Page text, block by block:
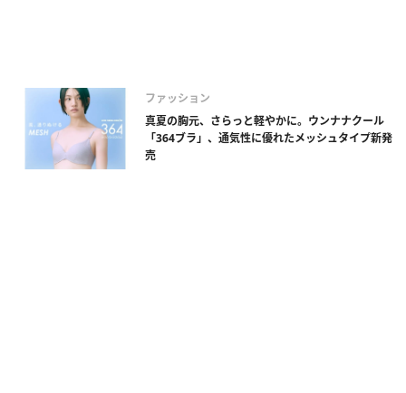
ファッション
真夏の胸元、さらっと軽やかに。ウンナナクール
「364ブラ」、通気性に優れたメッシュタイプ新発
売